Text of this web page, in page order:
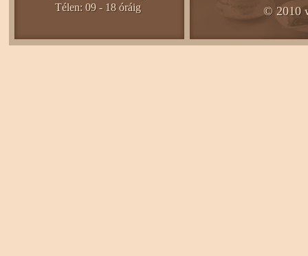
Télen: 09 - 18 óráig
© 2010